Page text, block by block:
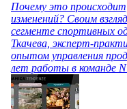
Почему это
изменений? Своим
сегменте спортивных
Ткачева, эксперт-
опытом управления
лет работы в команде